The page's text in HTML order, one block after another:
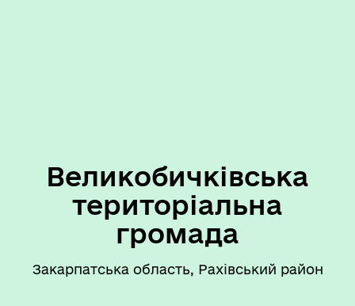
Великобичківська
територіальна
громада
Закарпатська область, Рахівський район